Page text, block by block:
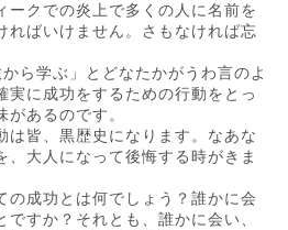
ークでの炎上で多くの人に名前を
ればいけません。さもなければ忘
ら学ぶ」とどなたかがうわ言のよ
実に成功をするための行動をとっ
あるのです。
は皆、黒歴史になります。なあな
、大人になって後悔する時がきま
の成功とは何でしょう？誰かに会
すか？それとも、誰かに会い、